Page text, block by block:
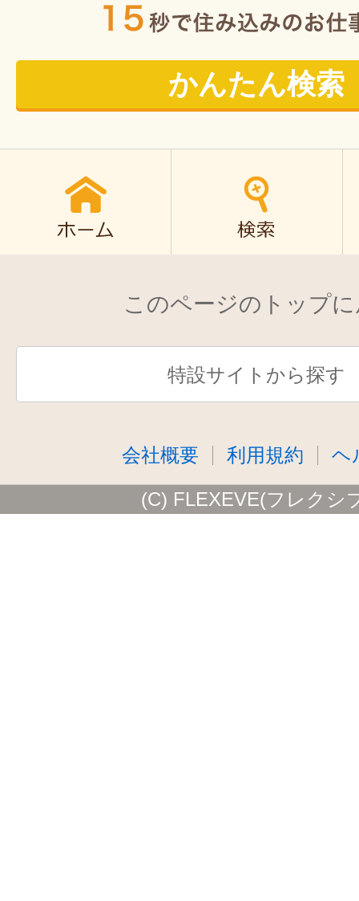
かんたん検索
このページのトップ
特設サイトから探す
会社概要 利用規約 ヘ
(C) FLEXEVE(フレクシ